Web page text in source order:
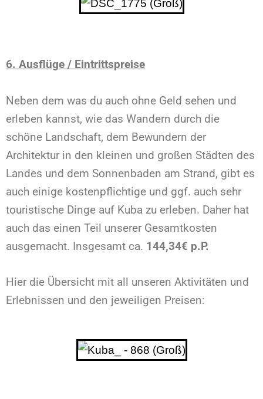
6. Ausflüge / Eintrittspreise
Neben dem was du auch ohne Geld sehen und
erleben kannst, wie das Wandern durch die
schöne Landschaft, dem Bewundern der
Architektur in den kleinen und großen Städten des
Landes und dem Sonnenbaden am Strand, gibt es
auch einige kostenpflichtige und ggf. auch sehr
touristische Dinge auf Kuba zu erleben. Daher hat
auch das einen Teil unserer Gesamtkosten
ausgemacht. Insgesamt ca. 144,34€ p.P.
Hier die Übersicht mit all unseren Aktivitäten und
Erlebnissen und den jeweiligen Preisen: